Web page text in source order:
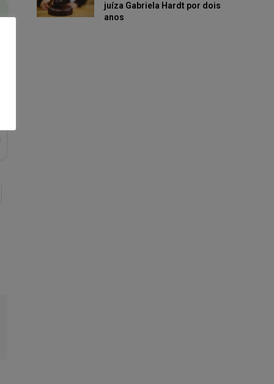
juíza Gabriela Hardt por dois
anos